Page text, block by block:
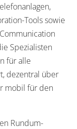
Tools sowie
Spezialisten
für alle
dezentral über
mobil für den
Rundum-